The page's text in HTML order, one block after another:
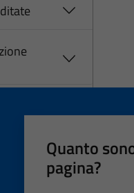
Quanto
pagina?